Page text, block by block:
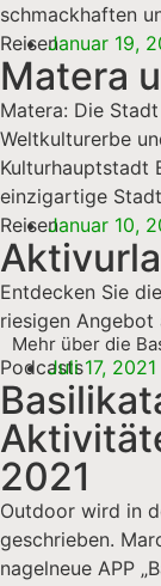
schmackhaften
Reisen
Matera
Matera: Die
Weltkulturerbe
Kulturhauptstadt
einzigartige Stadt
Januar 19,
Reisen
Entdecken Sie
riesigen
Januar 10,
Mehr über die
Podcasts
2021
Outdoor wird in
geschrieben.
nagelneue APP
Juli 17, 2021